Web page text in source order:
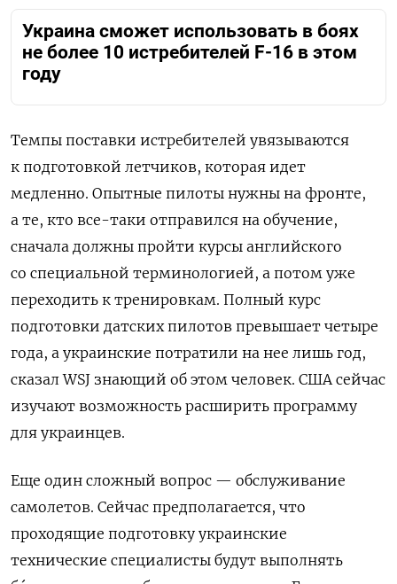
Украина сможет использовать в боях
не более 10 истребителей F-16 в этом
году
Темпы поставки истребителей увязываются
к подготовкой летчиков, которая идет
медленно. Опытные пилоты нужны на фронте,
а те, кто все-таки отправился на обучение,
сначала должны пройти курсы английского
со специальной терминологией, а потом уже
переходить к тренировкам. Полный курс
подготовки датских пилотов превышает четыре
года, а украинские потратили на нее лишь год,
сказал WSJ знающий об этом человек. США сейчас
изучают возможность расширить программу
для украинцев.
Еще один сложный вопрос — обслуживание
самолетов. Сейчас предполагается, что
проходящие подготовку украинские
технические специалисты будут выполнять